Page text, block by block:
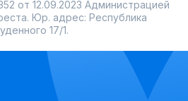
от 12.09.2023 Администрацией
Юр. адрес: Республика
17/1.